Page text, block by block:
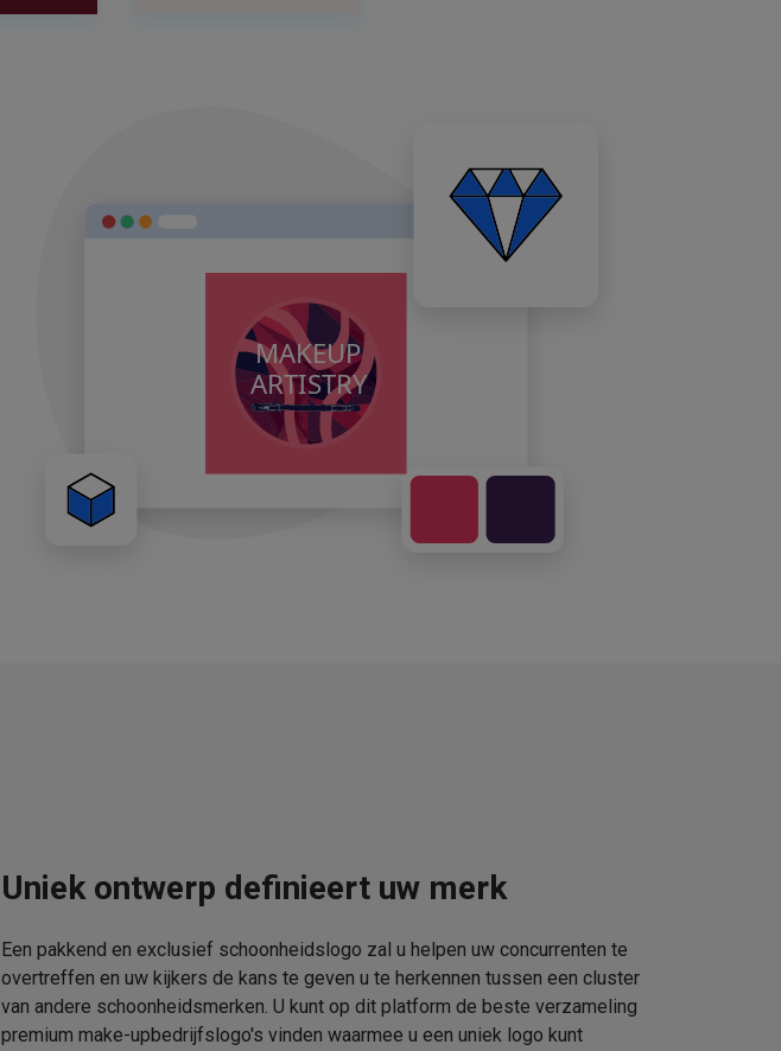
Uniek ontwerp definieert uw merk
Een pakkend en exclusief schoonheidslogo zal u helpen uw concurrenten te
overtreffen en uw kijkers de kans te geven u te herkennen tussen een cluster
van andere schoonheidsmerken. U kunt op dit platform de beste verzameling
premium make-upbedrijfslogo's vinden waarmee u een uniek logo kunt